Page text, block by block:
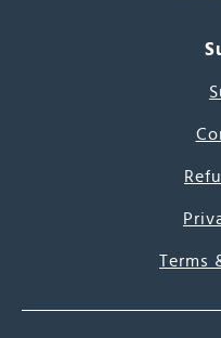
Terms